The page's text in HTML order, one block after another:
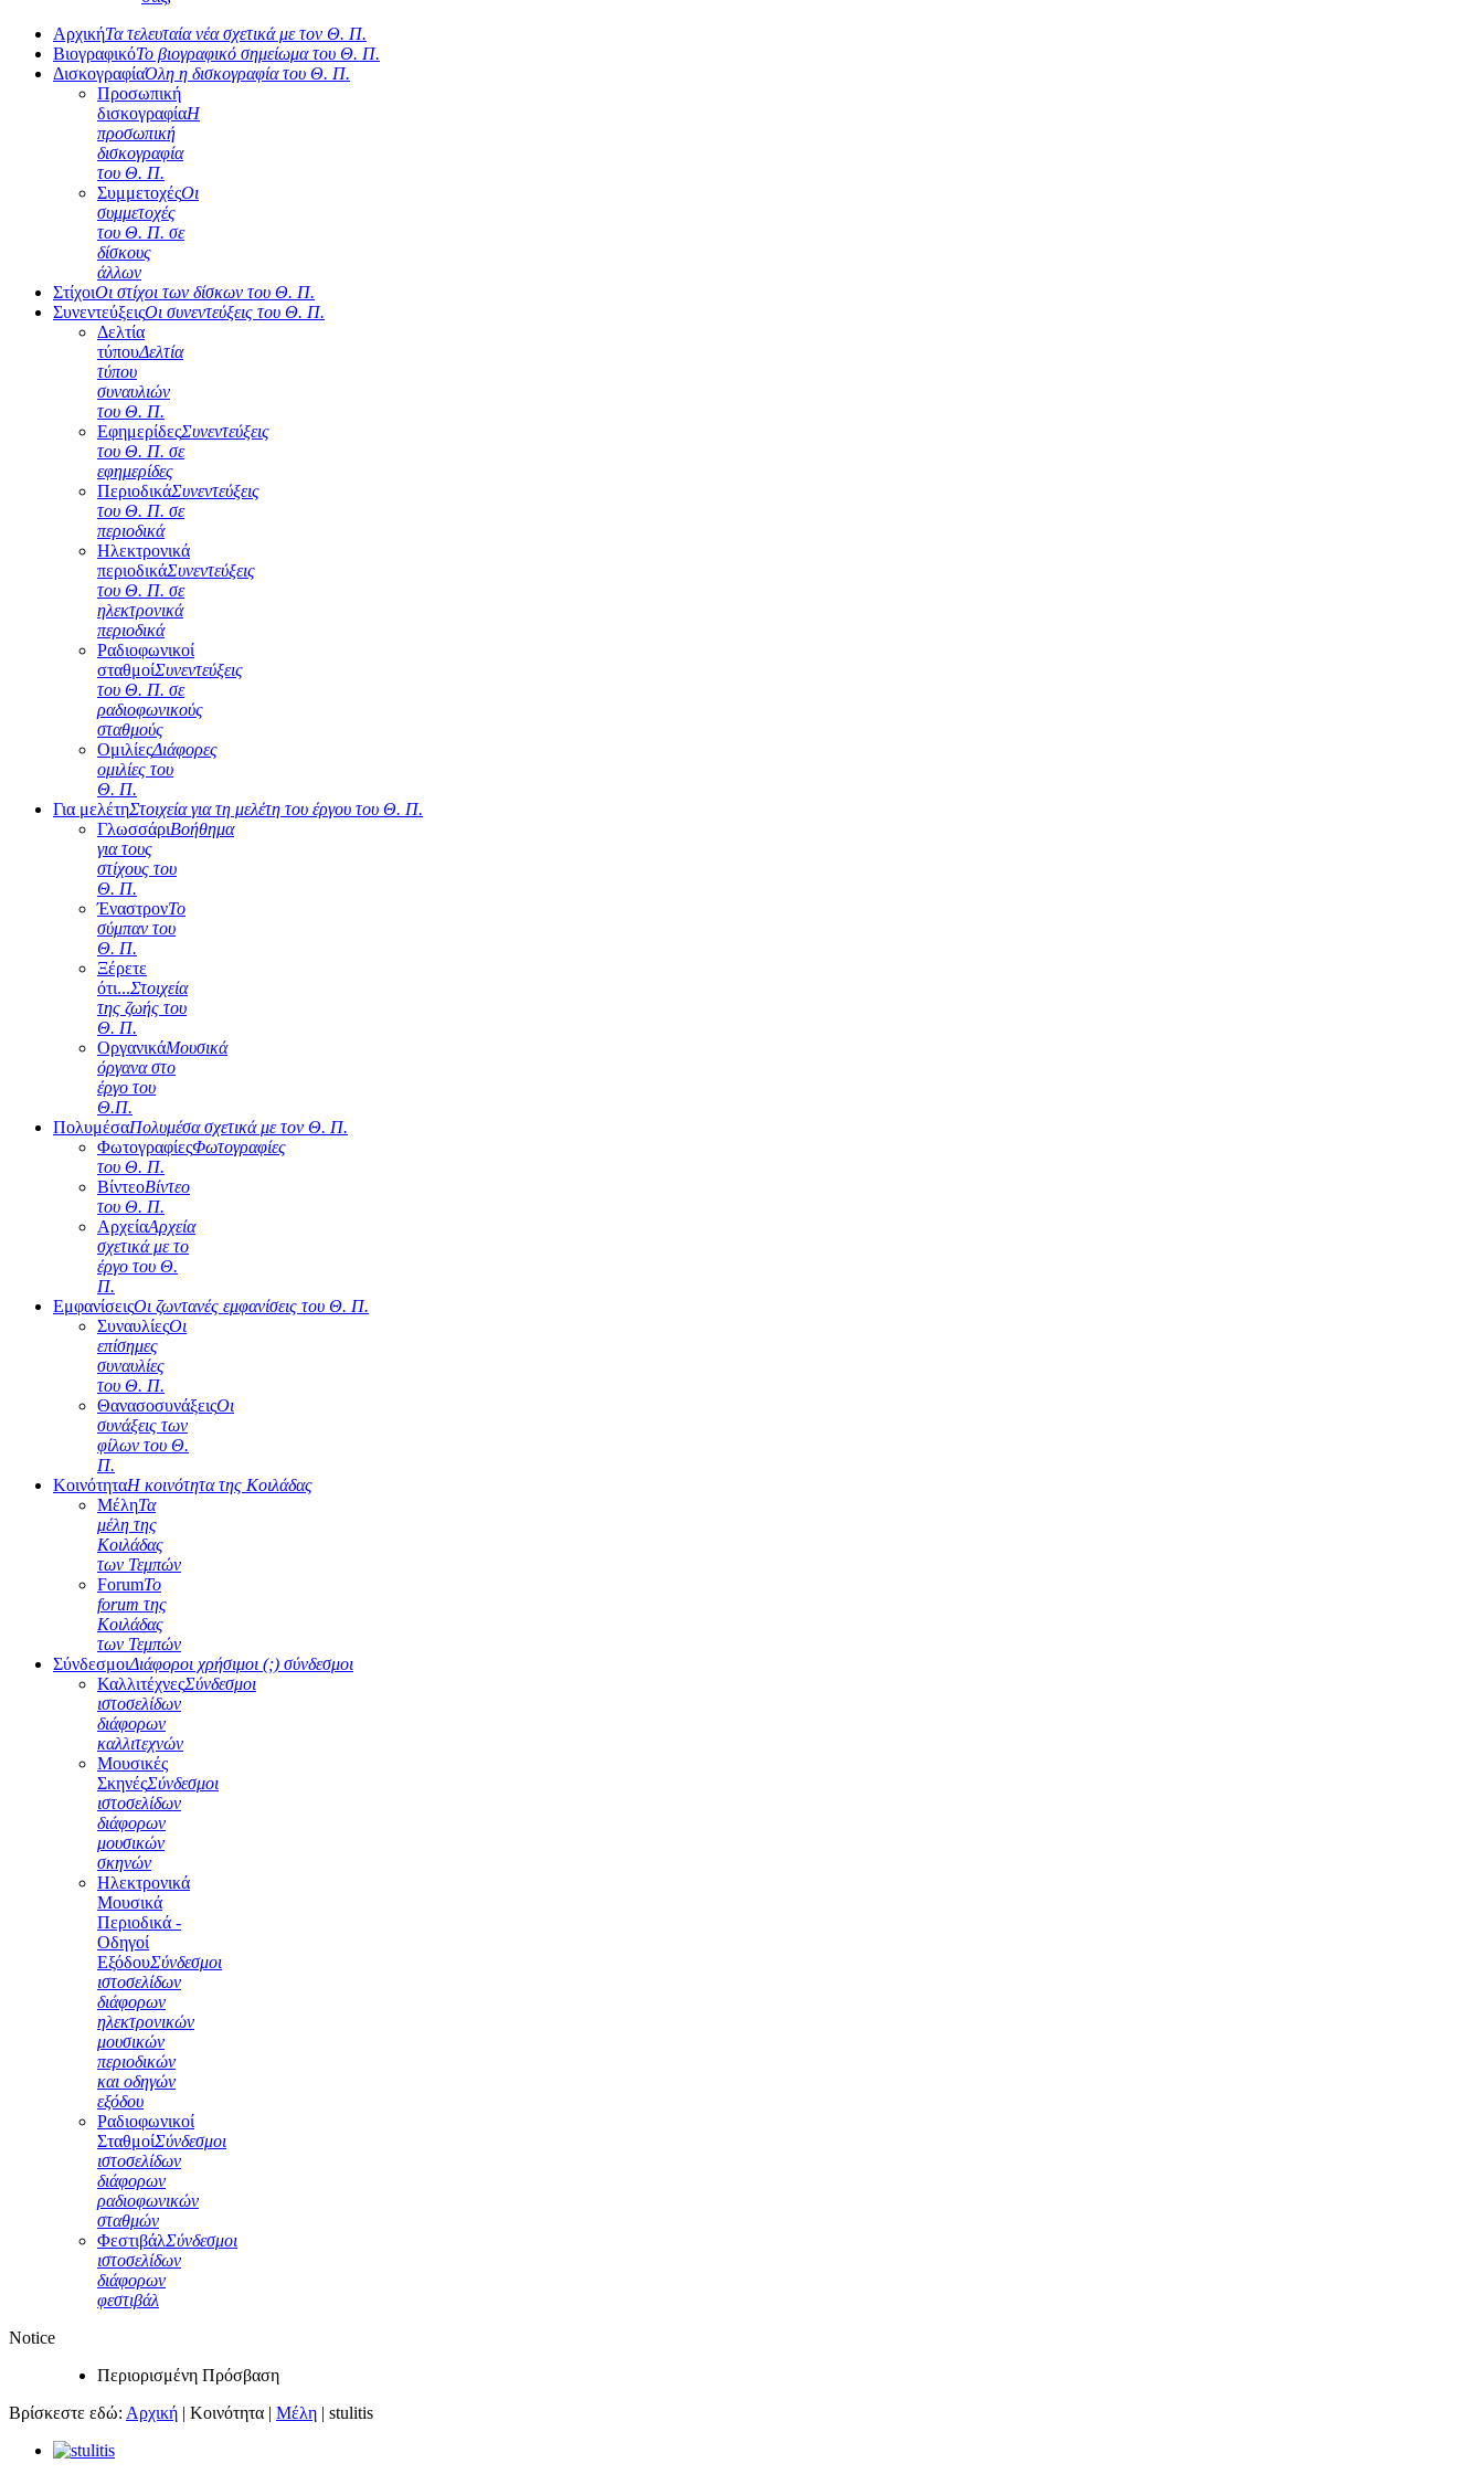
ΑρχικήΤα τελευταία νέα σχετικά με τον Θ. Π.
ΒιογραφικόΤο βιογραφικό σημείωμα του Θ. Π.
ΔισκογραφίαΌλη η δισκογραφία του Θ. Π.
Προσωπική
δισκογραφίαΗ
προσωπική
δισκογραφία
του Θ. Π.
ΣυμμετοχέςΟι
συμμετοχές
του Θ. Π. σε
δίσκους
άλλων
ΣτίχοιΟι στίχοι των δίσκων του Θ. Π.
ΣυνεντεύξειςΟι συνεντεύξεις του Θ. Π.
Δελτία
τύπουΔελτία
τύπου
συναυλιών
του Θ. Π.
ΕφημερίδεςΣυνεντεύξεις
του Θ. Π. σε
εφημερίδες
ΠεριοδικάΣυνεντεύξεις
του Θ. Π. σε
περιοδικά
Ηλεκτρονικά
περιοδικάΣυνεντεύξεις
του Θ. Π. σε
ηλεκτρονικά
περιοδικά
Ραδιοφωνικοί
σταθμοίΣυνεντεύξεις
του Θ. Π. σε
ραδιοφωνικούς
σταθμούς
ΟμιλίεςΔιάφορες
ομιλίες του
Θ. Π.
Για μελέτηΣτοιχεία για τη μελέτη του έργου του Θ. Π.
ΓλωσσάριΒοήθημα
για τους
στίχους του
Θ. Π.
ΈναστρονΤο
σύμπαν του
Θ. Π.
Ξέρετε
ότι...Στοιχεία
της ζωής του
Θ. Π.
ΟργανικάΜουσικά
όργανα στο
έργο του
Θ.Π.
ΠολυμέσαΠολυμέσα σχετικά με τον Θ. Π.
ΦωτογραφίεςΦωτογραφίες
του Θ. Π.
ΒίντεοΒίντεο
του Θ. Π.
ΑρχείαΑρχεία
σχετικά με το
έργο του Θ.
Π.
ΕμφανίσειςΟι ζωντανές εμφανίσεις του Θ. Π.
ΣυναυλίεςΟι
επίσημες
συναυλίες
του Θ. Π.
ΘανασοσυνάξειςΟι
συνάξεις των
φίλων του Θ.
Π.
ΚοινότηταΗ κοινότητα της Κοιλάδας
ΜέληΤα
μέλη της
Κοιλάδας
των Τεμπών
ForumΤο
forum της
Κοιλάδας
των Τεμπών
ΣύνδεσμοιΔιάφοροι χρήσιμοι (;) σύνδεσμοι
ΚαλλιτέχνεςΣύνδεσμοι
ιστοσελίδων
διάφορων
καλλιτεχνών
Μουσικές
ΣκηνέςΣύνδεσμοι
ιστοσελίδων
διάφορων
μουσικών
σκηνών
Ηλεκτρονικά
Μουσικά
Περιοδικά -
Οδηγοί
ΕξόδουΣύνδεσμοι
ιστοσελίδων
διάφορων
ηλεκτρονικών
μουσικών
περιοδικών
και οδηγών
εξόδου
Ραδιοφωνικοί
ΣταθμοίΣύνδεσμοι
ιστοσελίδων
διάφορων
ραδιοφωνικών
σταθμών
ΦεστιβάλΣύνδεσμοι
ιστοσελίδων
διάφορων
φεστιβάλ
Notice
Περιορισμένη Πρόσβαση
Βρίσκεστε εδώ: Αρχική | Κοινότητα | Μέλη | stulitis